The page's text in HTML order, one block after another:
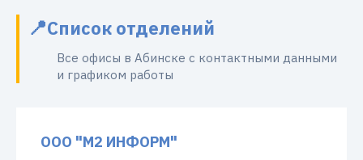
Список отделений
Все офисы в Абинске с контактными данными
и графиком работы
ООО "М2 ИНФОРМ"